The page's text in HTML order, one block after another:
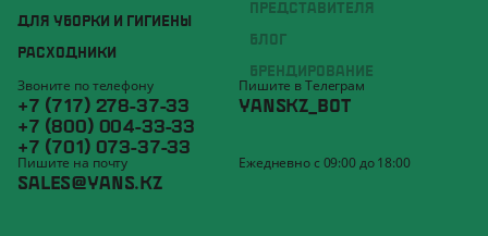
ДЛЯ УБОРКИ И ГИГИЕНЫ
РАСХОДНИКИ
ПРЕДСТАВИТЕЛЯ
БЛОГ
БРЕНДИРОВАНИЕ
Звоните по телефону
+7 (717) 278-37-33
+7 (800) 004-33-33
+7 (701) 073-37-33
Пишите в Телеграм
YANSKZ_BOT
Пишите на почту
SALES@YANS.KZ
Ежедневно с 09:00 до 18:00